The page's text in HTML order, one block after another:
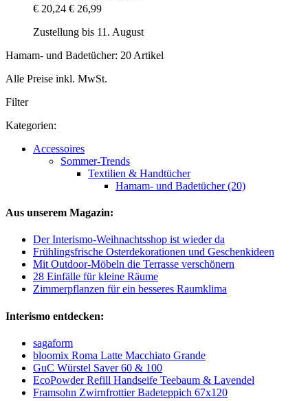
€ 20,24 € 26,99
Zustellung bis 11. August
Hamam- und Badetücher: 20 Artikel
Alle Preise inkl. MwSt.
Filter
Kategorien:
Accessoires
Sommer-Trends
Textilien & Handtücher
Hamam- und Badetücher (20)
Aus unserem Magazin:
Der Interismo-Weihnachtsshop ist wieder da
Frühlingsfrische Osterdekorationen und Geschenkideen
Mit Outdoor-Möbeln die Terrasse verschönern
28 Einfälle für kleine Räume
Zimmerpflanzen für ein besseres Raumklima
Interismo entdecken:
sagaform
bloomix Roma Latte Macchiato Grande
GuC Würstel Saver 60 & 100
EcoPowder Refill Handseife Teebaum & Lavendel
Framsohn Zwirnfrottier Badeteppich 67x120